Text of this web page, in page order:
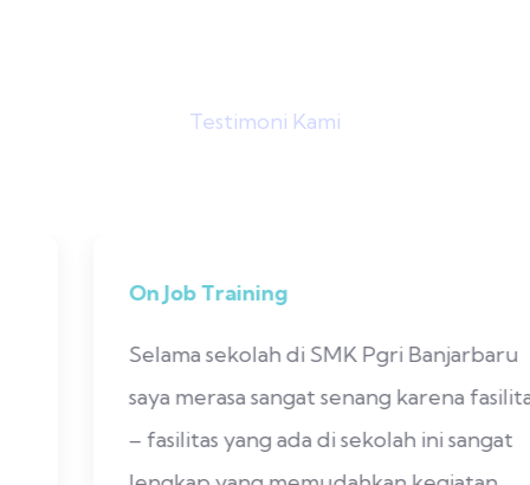
Testimoni Kami
On Job Training
Selama sekolah di SMK Pgri Banjarbaru
saya merasa sangat senang karena fasilitas
– fasilitas yang ada di sekolah ini sangat